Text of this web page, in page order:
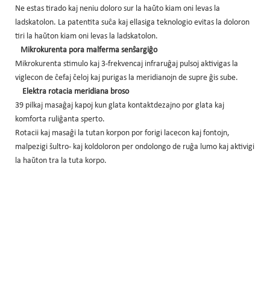
Ne estas tirado kaj neniu doloro sur la haŭto kiam oni levas la
ladskatolon. La patentita suĉa kaj ellasiga teknologio evitas la doloron
tiri la haŭton kiam oni levas la ladskatolon.
Mikrokurenta pora malferma senŝargiĝo
Mikrokurenta stimulo kaj 3-frekvencaj infraruĝaj pulsoj aktivigas la
viglecon de ĉefaj ĉeloj kaj purigas la meridianojn de supre ĝis sube.
Elektra rotacia meridiana broso
39 pilkaj masaĝaj kapoj kun glata kontaktdezajno por glata kaj
komforta ruliĝanta sperto.
Rotacii kaj masaĝi la tutan korpon por forigi lacecon kaj fontojn,
malpezigi ŝultro- kaj koldoloron per ondolongo de ruĝa lumo kaj aktivigi
la haŭton tra la tuta korpo.